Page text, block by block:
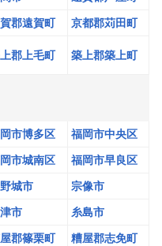
郡遠賀町 京都郡苅田町
郡上毛町 築上郡築上町
市博多区 福岡市中央区
市城南区 福岡市早良区
城市 宗像市
市 糸島市
郡篠栗町 糟屋郡志免町